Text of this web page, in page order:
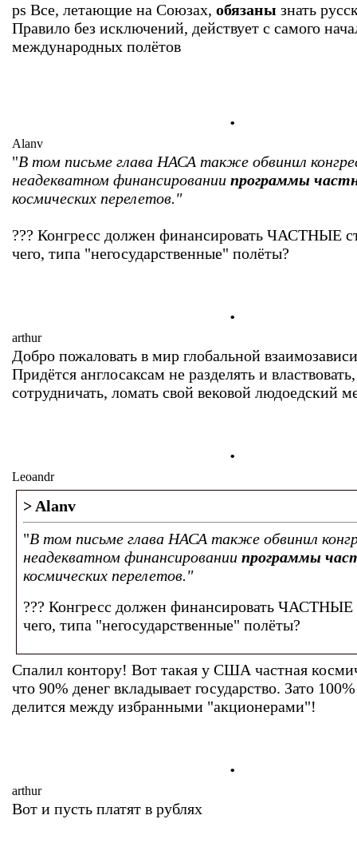
ps Все, летающие на Союзах, обязаны знать
Правило без исключений, действует с самого
международных полётов
.
Alanv
"В том письме глава НАСА также обвинил
неадекватном финансировании программы
космических перелетов."
??? Конгресс должен финансировать ЧАСТНЫЕ
чего, типа "негосударственные" полёты?
.
arthur
Добро пожаловать в мир глобальной
Придётся англосаксам не разделять и
сотрудничать, ломать свой вековой людоедский
.
Leoandr
> Alanv
"В том письме глава НАСА также обвинил
неадекватном финансировании программы
космических перелетов."
??? Конгресс должен финансировать ЧАСТНЫЕ
чего, типа "негосударственные" полёты?
Спалил контору! Вот такая у США частная
что 90% денег вкладывает государство. Зато
делится между избранными "акционерами"!
.
arthur
Вот и пусть платят в рублях